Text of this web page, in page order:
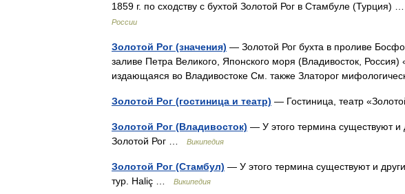
1859 г. по сходству с бухтой Золотой Рог в Стамбуле (Турция)
России
Золотой Рог (значения) — Золотой Рог бухта в проливе
заливе Петра Великого, Японского моря (Владивосток, Россия)
издающаяся во Владивостоке См. также Златорог
Золотой Рог (гостиница и театр) — Гостиница, театр
Золотой Рог (Владивосток) — У этого термина существуют и
Золотой Рог …
Википедия
Золотой Рог (Стамбул) — У этого термина существуют и
тур. Haliç …
Википедия